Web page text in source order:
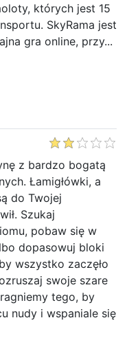
których jest 15
SkyRama jest
gra online, przy...
z bardzo bogatą
Łamigłówki, a
do Twojej
Szukaj
pobaw się w
dopasowuj bloki
wszystko zaczęło
swoje szare
tego, by
nudy i wspaniale się